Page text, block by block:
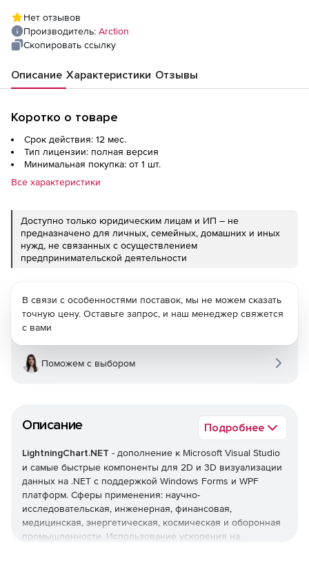
Нет отзывов
Производитель: Arction
Скопировать ссылку
Описание Характеристики Отзывы
Коротко о товаре
Срок действия: 12 мес.
Тип лицензии: полная версия
Минимальная покупка: от 1 шт.
Все характеристики
Доступно только юридическим лицам и ИП – не
предназначено для личных, семейных, домашних и иных
нужд, не связанных с осуществлением
предпринимательской деятельности
Описание Подробнее
LightningChart.NET - дополнение к Microsoft Visual Studio
и самые быстрые компоненты для 2D и 3D визуализации
данных на .NET с поддержкой Windows Forms и WPF
платформ. Сферы применения: научно-
исследовательская, инженерная, финансовая,
медицинская, энергетическая, космическая и оборонная
промышленности. Использование ускорения на
В связи с особенностями поставок, мы не можем сказать
точную цену. Оставьте запрос, и наш менеджер свяжется
с вами
Поможем с выбором